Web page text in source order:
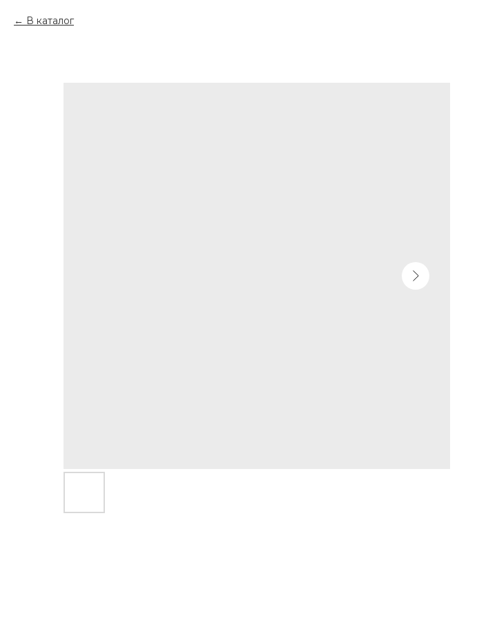
В каталог